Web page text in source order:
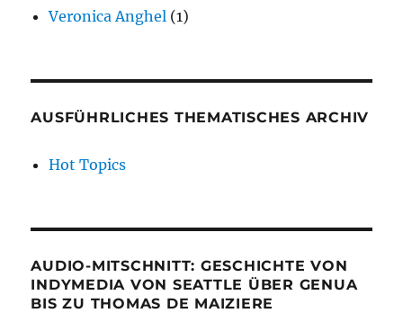
Veronica Anghel (1)
AUSFÜHRLICHES THEMATISCHES ARCHIV
Hot Topics
AUDIO-MITSCHNITT: GESCHICHTE VON
INDYMEDIA VON SEATTLE ÜBER GENUA
BIS ZU THOMAS DE MAIZIERE